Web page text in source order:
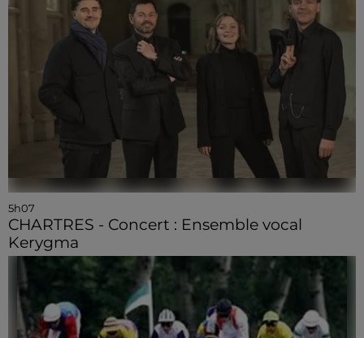
5h07
CHARTRES - Concert : Ensemble vocal
Kerygma